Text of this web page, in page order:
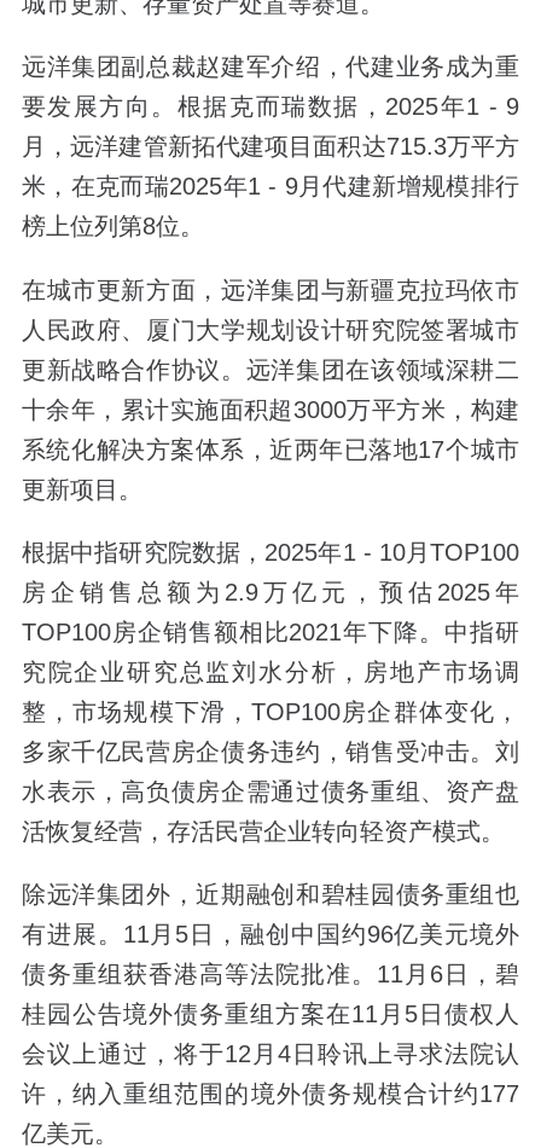
远洋集团副总裁赵建军介绍，代建业务成为重
要发展方向。根据克而瑞数据，2025年1 - 9
月，远洋建管新拓代建项目面积达715.3万平方
米，在克而瑞2025年1 - 9月代建新增规模排行
榜上位列第8位。
在城市更新方面，远洋集团与新疆克拉玛依市
人民政府、厦门大学规划设计研究院签署城市
更新战略合作协议。远洋集团在该领域深耕二
十余年，累计实施面积超3000万平方米，构建
系统化解决方案体系，近两年已落地17个城市
更新项目。
根据中指研究院数据，2025年1 - 10月TOP100
房企销售总额为2.9万亿元，预估2025年
TOP100房企销售额相比2021年下降。中指研
究院企业研究总监刘水分析，房地产市场调
整，市场规模下滑，TOP100房企群体变化，
多家千亿民营房企债务违约，销售受冲击。刘
水表示，高负债房企需通过债务重组、资产盘
活恢复经营，存活民营企业转向轻资产模式。
除远洋集团外，近期融创和碧桂园债务重组也
有进展。11月5日，融创中国约96亿美元境外
债务重组获香港高等法院批准。11月6日，碧
桂园公告境外债务重组方案在11月5日债权人
会议上通过，将于12月4日聆讯上寻求法院认
许，纳入重组范围的境外债务规模合计约177
亿美元。